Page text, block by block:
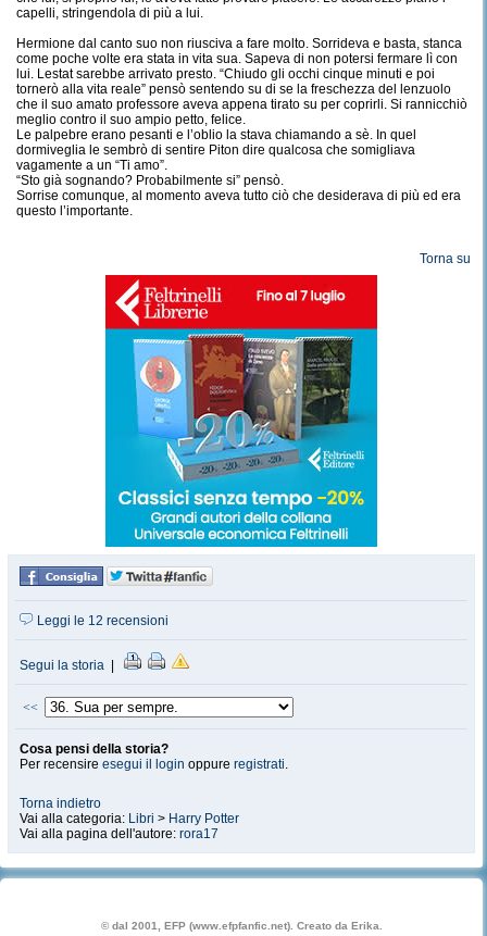
capelli, stringendola di più a lui.
Hermione dal canto suo non riusciva a fare molto. Sorrideva e basta, stanca
come poche volte era stata in vita sua. Sapeva di non potersi fermare lì con
lui. Lestat sarebbe arrivato presto. “Chiudo gli occhi cinque minuti e poi
tornerò alla vita reale” pensò sentendo su di se la freschezza del lenzuolo
che il suo amato professore aveva appena tirato su per coprirli. Si rannicchiò
meglio contro il suo ampio petto, felice.
Le palpebre erano pesanti e l’oblio la stava chiamando a sè. In quel
dormiveglia le sembrò di sentire Piton dire qualcosa che somigliava
vagamente a un “Ti amo”.
“Sto già sognando? Probabilmente si” pensò.
Sorrise comunque, al momento aveva tutto ciò che desiderava di più ed era
questo l’importante.
Torna su
Leggi le 12 recensioni
Segui la storia
<<
Cosa pensi della storia?
Per recensire esegui il login oppure registrati.
Torna indietro
Vai alla categoria: Libri > Harry Potter
Vai alla pagina dell'autore: rora17
© dal 2001, EFP (www.efpfanfic.net). Creato da Erika.